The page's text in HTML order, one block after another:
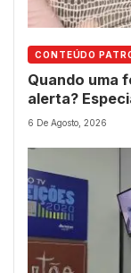
CONTEÚDO
Quando uma
alerta?
6 De Agosto, 2026